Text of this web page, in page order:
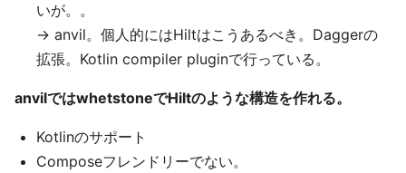
いが。。
→ anvil。個人的にはHiltはこうあるべき。Daggerの
拡張。Kotlin compiler pluginで行っている。
anvilではwhetstoneでHiltのような構造を作れる。
Kotlinのサポート
Composeフレンドリーでない。